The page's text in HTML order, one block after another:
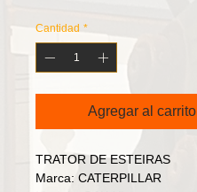
Cantidad *
Agregar al carrito
TRATOR DE ESTEIRAS
Marca: CATERPILLAR